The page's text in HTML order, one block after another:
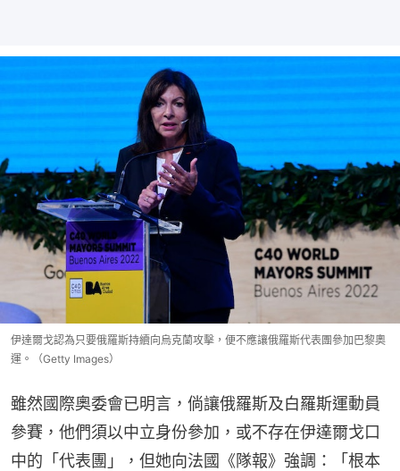
伊達爾戈認為只要俄羅斯持續向烏克蘭攻擊，便不應讓俄羅斯代表團參加巴黎奧
運。（Getty Images）
雖然國際奧委會已明言，倘讓俄羅斯及白羅斯運動員
參賽，他們須以中立身份參加，或不存在伊達爾戈口
中的「代表團」，但她向法國《隊報》強調：「根本